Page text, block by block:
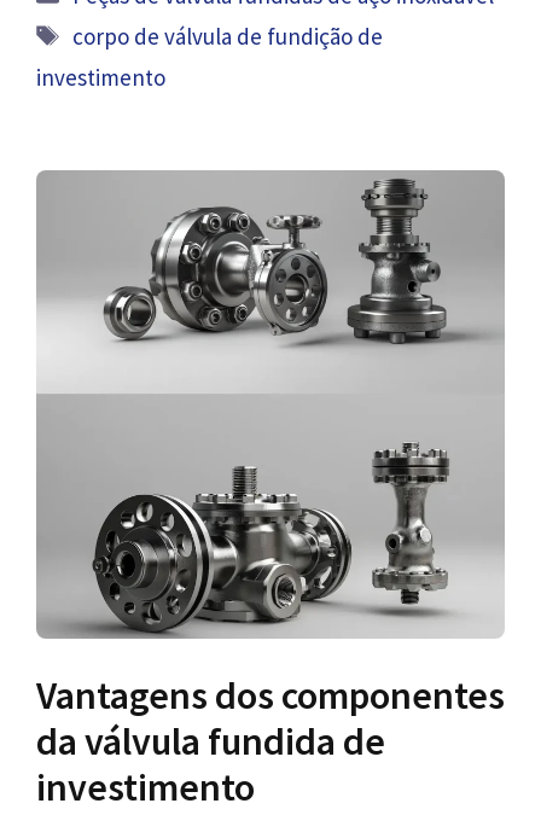
Tag
corpo de válvula de fundição de
investimento
Vantagens dos componentes
da válvula fundida de
investimento